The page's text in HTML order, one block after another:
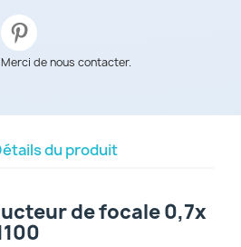
de nous contacter.
du produit
de focale 0,7x